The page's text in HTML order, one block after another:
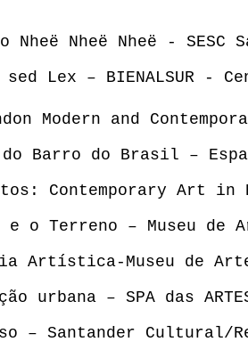
Nheë Nheë Nheë - SESC
sed Lex – BIENALSUR -
Modern and
Barro do Brasil –
Contemporary Art
e o Terreno – Museu de
Artística-Museu de Arte
urbana – SPA das
– Santander Cultural/